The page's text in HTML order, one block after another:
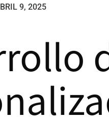
9, 2025